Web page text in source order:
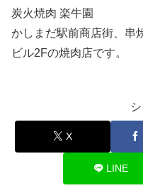
炭火焼肉 楽牛園
かしまだ駅前商店街、串
ビル2Fの焼肉店です。
X
LINE